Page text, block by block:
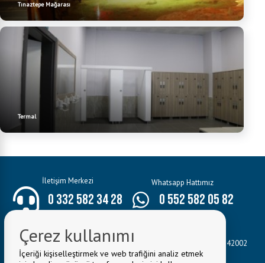
Tınaztepe Mağarası
Termal
İletişim Merkezi
0 332 582 34 28
Whatsapp Hattımız
0 552 582 05 82
E-Mail:
Belediye Adresi:Hacı Seyit Ali Mahallesi Mevlâna Caddesi No:3 42002
Seydişehir/KONYA
Çerez kullanımı
İçeriği kişiselleştirmek ve web trafiğini analiz etmek